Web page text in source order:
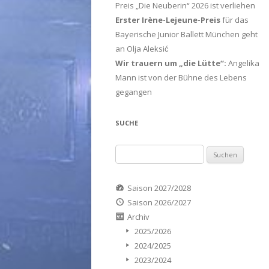
Preis „Die Neuberin“ 2026 ist verliehen
Erster Irène-Lejeune-Preisfür das
Bayerische Junior Ballett München geht
an Olja Aleksić
Wir trauern um „die Lütte“: Angelika
Mann ist von der Bühne des Lebens
gegangen
SUCHE
nach:
Saison 2027/2028
Saison 2026/2027
Archiv
2025/2026
2024/2025
2023/2024